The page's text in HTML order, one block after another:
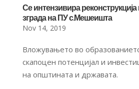
Се интензивира
зграда на ПУ с.Мешеишта
Nov 14, 2019
Вложувањето во
скапоцен потенцијал и
на општината и државата.